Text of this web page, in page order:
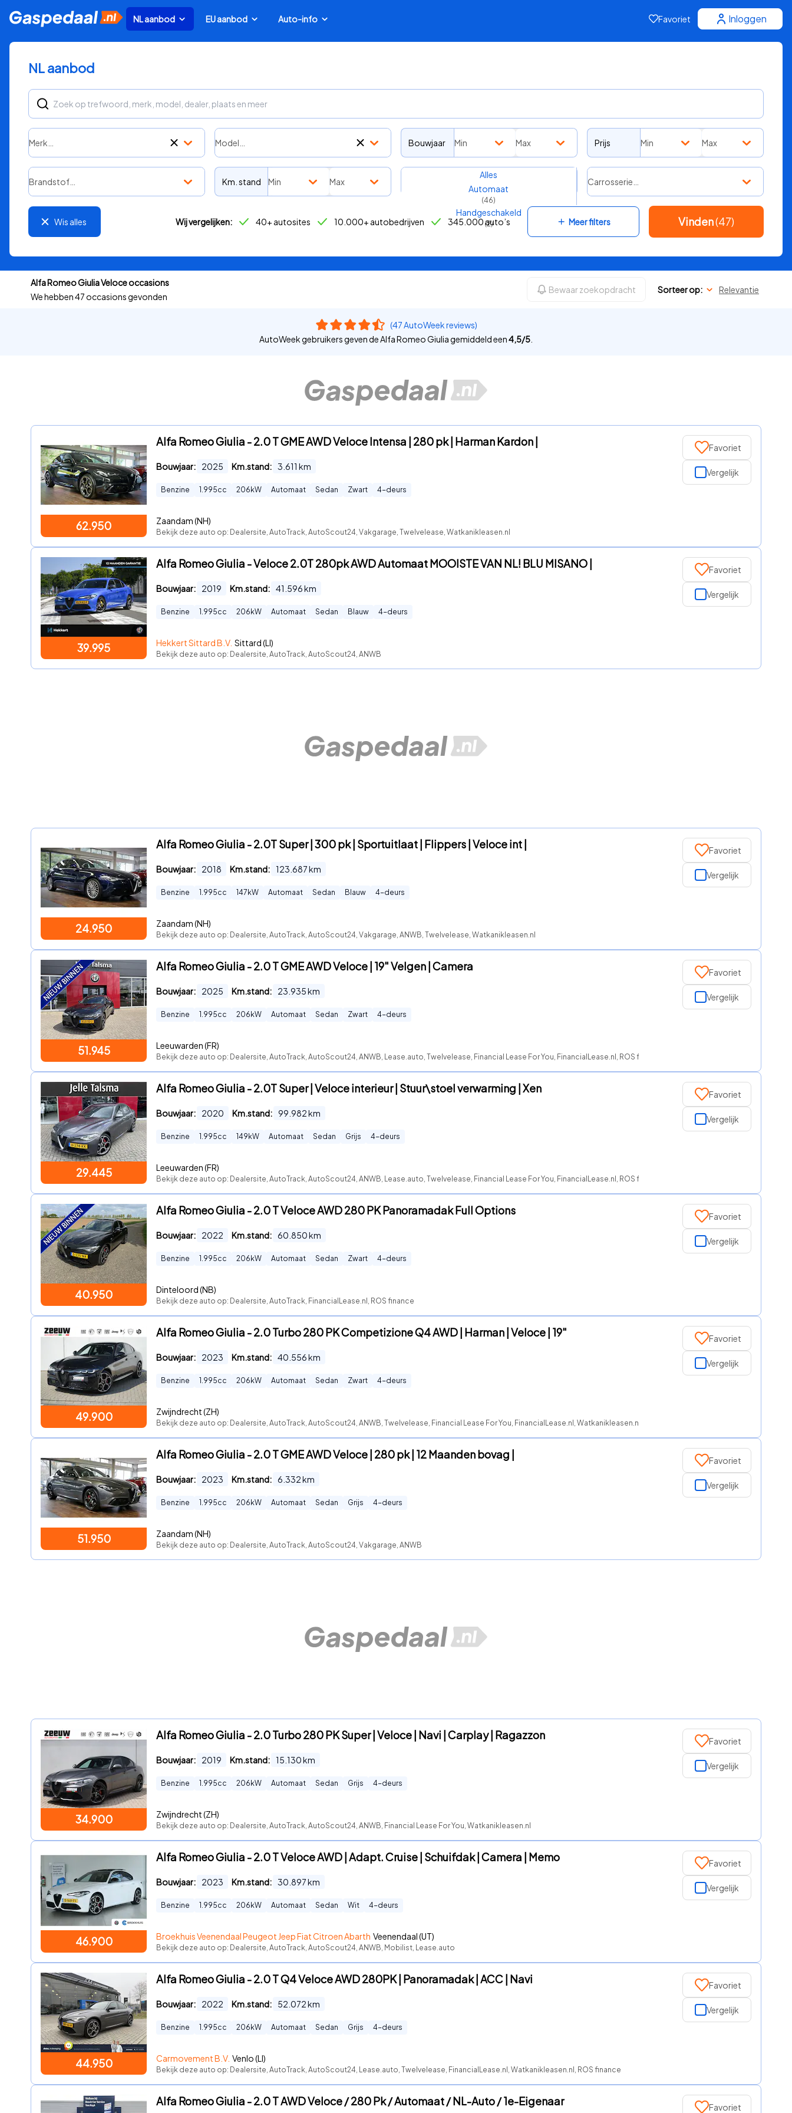
NL aanbod EU aanbod Auto-info Favoriet Inloggen
NL aanbod
Merk… Model… Bouwjaar Min Max Prijs Min Max
Brandstof… Km. stand Min Max
Transmissie
Alles
Automaat
(46)
Handgeschakeld
(2)
Carrosserie…
Meer filters
Wis alles Vinden(47)
Wij vergelijken: 40+ autosites 10.000+ autobedrijven 345.000 auto’s
Alfa Romeo Giulia Veloce occasions
We hebben47 occasions gevonden
Bewaar zoekopdracht Sorteer op: Relevantie
(47 AutoWeek reviews)
AutoWeek gebruikers geven de Alfa Romeo Giulia gemiddeld een4,5/5
62.950
Alfa Romeo Giulia - 2.0 T GME AWD Veloce Intensa | 280 pk | Harman Kardon |
Bouwjaar: 2025 Km.stand: 3.611 km
Benzine 1.995cc 206 kW Automaat Sedan Zwart 4-deurs
Zaandam (NH)
Bekijk deze auto op: Dealersite, AutoTrack, AutoScout24, Vakgarage, Twelvelease, Watkanikleasen.nl
Favoriet
Vergelijk
39.995
Alfa Romeo Giulia - Veloce 2.0T 280pk AWD Automaat MOOISTE VAN NL! BLU MISANO |
Bouwjaar: 2019 Km.stand: 41.596km
Benzine 1.995cc 206 kW Automaat Sedan Blauw 4-deurs
Hekkert Sittard B.V. Sittard (LI)
Bekijk deze auto op: Dealersite, AutoTrack, AutoScout24, ANWB
Favoriet
Vergelijk
24.950
Alfa Romeo Giulia - 2.0T Super | 300 pk | Sportuitlaat | Flippers | Veloce int |
Bouwjaar: 2018 Km.stand: 123.687km
Benzine 1.995cc 147 kW Automaat Sedan Blauw 4-deurs
Zaandam (NH)
Bekijk deze auto op: Dealersite, AutoTrack, AutoScout24, Vakgarage, ANWB, Twelvelease, Watkanikleasen.nl
Favoriet
Vergelijk
51.945
Alfa Romeo Giulia - 2.0 T GME AWD Veloce | 19" Velgen | Camera
Bouwjaar: 2025 Km.stand: 23.935km
Benzine 1.995cc 206 kW Automaat Sedan Zwart 4-deurs
Leeuwarden (FR)
Bekijk deze auto op: Dealersite, AutoTrack, AutoScout24, ANWB, Lease.auto, Twelvelease, Financial Lease For You, FinancialLease.nl, ROS finance
Favoriet
Vergelijk
29.445
Alfa Romeo Giulia - 2.0T Super | Veloce interieur | Stuur\stoel verwarming | Xen
Bouwjaar: 2020 Km.stand: 99.982km
Benzine 1.995cc 149 kW Automaat Sedan Grijs 4-deurs
Leeuwarden (FR)
Bekijk deze auto op: Dealersite, AutoTrack, AutoScout24, ANWB, Lease.auto, Twelvelease, Financial Lease For You, FinancialLease.nl, ROS finance
Favoriet
Vergelijk
40.950
Alfa Romeo Giulia - 2.0 T Veloce AWD 280 PK Panoramadak Full Options
Bouwjaar: 2022 Km.stand: 60.850km
Benzine 1.995cc 206 kW Automaat Sedan Zwart 4-deurs
Dinteloord (NB)
Bekijk deze auto op: Dealersite, AutoTrack, FinancialLease.nl, ROS finance
Favoriet
Vergelijk
49.900
Alfa Romeo Giulia - 2.0 Turbo 280 PK Competizione Q4 AWD | Harman | Veloce | 19"
Bouwjaar: 2023 Km.stand: 40.556km
Benzine 1.995cc 206 kW Automaat Sedan Zwart 4-deurs
Zwijndrecht (ZH)
Bekijk deze auto op: Dealersite, AutoTrack, AutoScout24, ANWB, Twelvelease, Financial Lease For You, FinancialLease.nl, Watkanikleasen.nl, ROS finance
Favoriet
Vergelijk
51.950
Alfa Romeo Giulia - 2.0 T GME AWD Veloce | 280 pk | 12 Maanden bovag |
Bouwjaar: 2023 Km.stand: 6.332km
Benzine 1.995cc 206 kW Automaat Sedan Grijs 4-deurs
Zaandam (NH)
Bekijk deze auto op: Dealersite, AutoTrack, AutoScout24, Vakgarage, ANWB
Favoriet
Vergelijk
34.900
Alfa Romeo Giulia - 2.0 Turbo 280 PK Super | Veloce | Navi | Carplay | Ragazzon
Bouwjaar: 2019 Km.stand: 15.130km
Benzine 1.995cc 206 kW Automaat Sedan Grijs 4-deurs
Zwijndrecht (ZH)
Bekijk deze auto op: Dealersite, AutoTrack, AutoScout24, ANWB, Financial Lease For You, Watkanikleasen.nl
Favoriet
Vergelijk
46.900
Alfa Romeo Giulia - 2.0 T Veloce AWD | Adapt. Cruise | Schuifdak | Camera | Memo
Bouwjaar: 2023 Km.stand: 30.897km
Benzine 1.995cc 206 kW Automaat Sedan Wit 4-deurs
Broekhuis Veenendaal Peugeot Jeep Fiat Citroen Abarth Veenendaal (UT)
Bekijk deze auto op: Dealersite, AutoTrack, AutoScout24, ANWB, Mobilist, Lease.auto
Favoriet
Vergelijk
44.950
Alfa Romeo Giulia - 2.0 T Q4 Veloce AWD 280PK | Panoramadak | ACC | Navi
Bouwjaar: 2022 Km.stand: 52.072km
Benzine 1.995cc 206 kW Automaat Sedan Grijs 4-deurs
Carmovement B.V. Venlo (LI)
Bekijk deze auto op: Dealersite, AutoTrack, AutoScout24, Lease.auto, Twelvelease, FinancialLease.nl, Watkanikleasen.nl, ROS finance
Favoriet
Vergelijk
Alfa Romeo Giulia - 2.0 T AWD Veloce / 280 Pk / Automaat / NL-Auto / 1e-Eigenaar Favoriet